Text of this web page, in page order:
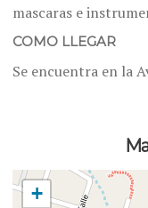
mascaras e
COMO LLEGAR
Se encuentra en la
+